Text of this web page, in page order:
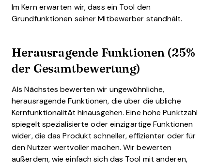
Im Kern erwarten wir, dass ein Tool den
Grundfunktionen seiner Mitbewerber standhält.
Herausragende Funktionen (25%
der Gesamtbewertung)
Als Nächstes bewerten wir ungewöhnliche,
herausragende Funktionen, die über die übliche
Kernfunktionalität hinausgehen. Eine hohe Punktzahl
spiegelt spezialisierte oder einzigartige Funktionen
wider, die das Produkt schneller, effizienter oder für
den Nutzer wertvoller machen. Wir bewerten
außerdem, wie einfach sich das Tool mit anderen,